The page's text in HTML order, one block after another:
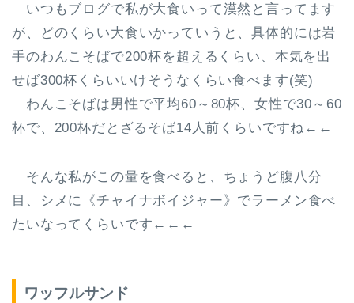
いつもブログで私が大食いって漠然と言ってます
が、どのくらい大食いかっていうと、具体的には岩
手のわんこそばで200杯を超えるくらい、本気を出
せば300杯くらいいけそうなくらい食べます(笑)
わんこそばは男性で平均60～80杯、女性で30～60
杯で、200杯だとざるそば14人前くらいですね←←
そんな私がこの量を食べると、ちょうど腹八分
目、シメに《チャイナボイジャー》でラーメン食べ
たいなってくらいです←←←
ワッフルサンド